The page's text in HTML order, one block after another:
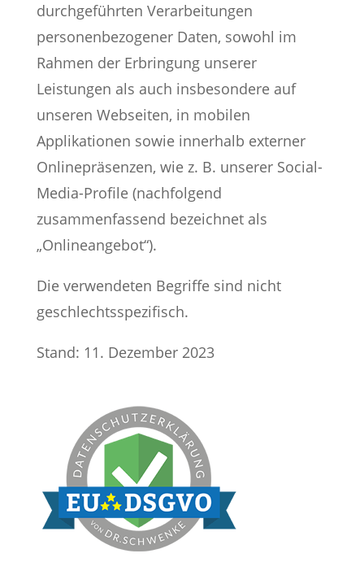
durchgeführten Verarbeitungen
personenbezogener Daten, sowohl im
Rahmen der Erbringung unserer
Leistungen als auch insbesondere auf
unseren Webseiten, in mobilen
Applikationen sowie innerhalb externer
Onlinepräsenzen, wie z. B. unserer Social-
Media-Profile (nachfolgend
zusammenfassend bezeichnet als
„Onlineangebot“).
Die verwendeten Begriffe sind nicht
geschlechtsspezifisch.
Stand: 11. Dezember 2023